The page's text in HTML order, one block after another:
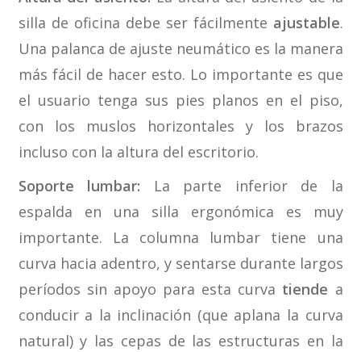
silla de oficina debe ser fácilmente ajustable.
Una palanca de ajuste neumático es la manera
más fácil de hacer esto. Lo importante es que
el usuario tenga sus pies planos en el piso,
con los muslos horizontales y los brazos
incluso con la altura del escritorio.
Soporte lumbar: La parte inferior de la
espalda en una silla ergonómica es muy
importante. La columna lumbar tiene una
curva hacia adentro, y sentarse durante largos
períodos sin apoyo para esta curva tiende a
conducir a la inclinación (que aplana la curva
natural) y las cepas de las estructuras en la